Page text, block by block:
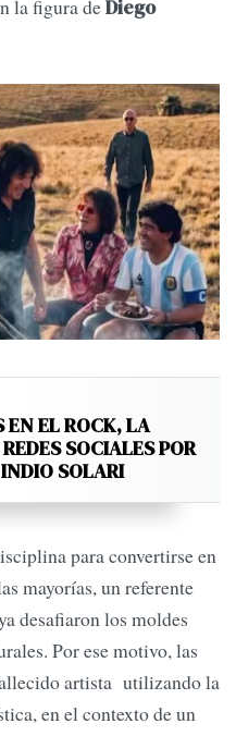
la figura deDiego
EN EL ROCK, LA
SOCIALES POR
SOLARI
para convertirse en
mayorías, un referente
desafiaron los moldes
Por ese motivo, las
artista utilizando la
en el contexto de un